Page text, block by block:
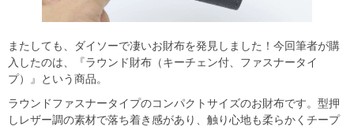
またしても、ダイソーで凄いお財布を発見しました！今回筆者が購
入したのは、『ラウンド財布（キーチェン付、ファスナータイ
プ）』という商品。
ラウンドファスナータイプのコンパクトサイズのお財布です。型押
しレザー調の素材で落ち着き感があり、触り心地も柔らかくチープ